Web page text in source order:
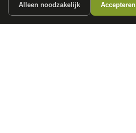
Alleen noodzakelijk Accepteren